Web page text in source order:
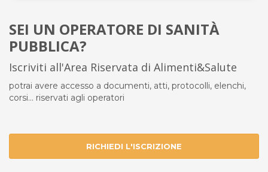
SEI UN OPERATORE DI SANITÀ
PUBBLICA?
Iscriviti all'Area Riservata di Alimenti&Salute
potrai avere accesso a documenti, atti, protocolli, elenchi,
corsi... riservati agli operatori
RICHIEDI L'ISCRIZIONE